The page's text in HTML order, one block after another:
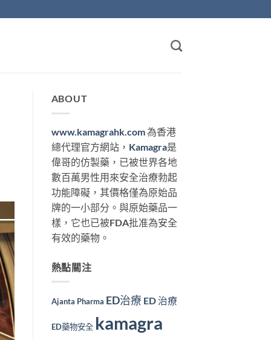
ABOUT
www.kamagrahk.com為香港
總代理官方網站， Kamagra是
偉哥的仿製藥，已被世界各地
數百萬男性用來安全治療勃起
功能障礙，其價格僅為原始品
牌的一小部分。與原始藥品一
樣，它也已被FDA批准為安全
有效的藥物。
熱點關注
Ajanta Pharma ED治療 ED 治療
ED藥物安全 kamagra